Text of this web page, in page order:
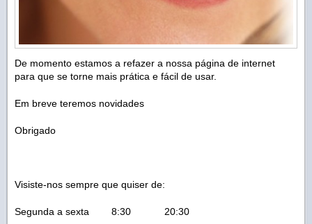
De momento estamos a refazer a nossa página de internet
para que se torne mais prática e fácil de usar.
Em breve teremos novidades
Obrigado
Visiste-nos sempre que quiser de:
Segunda a sexta 8:30 20:30